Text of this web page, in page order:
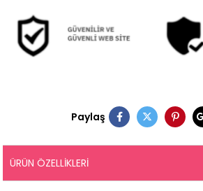
Paylaş
ÜRÜN ÖZELLIKLERI